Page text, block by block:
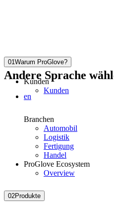
Andere Sprache
en
01 Warum ProGlove?
Kunden
Kunden
Branchen
Automobil
Logistik
Fertigung
Handel
ProGlove Ecosystem
Overview
02Produkte